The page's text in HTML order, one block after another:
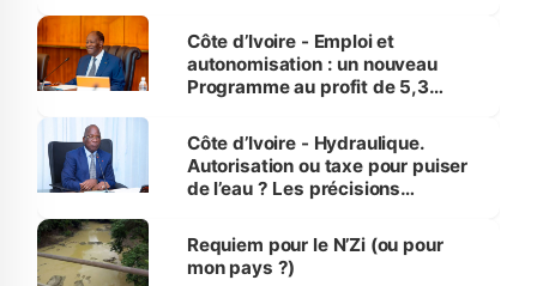
et Yamoussoukro
Côte d’Ivoire - Emploi et
autonomisation : un nouveau
Programme au profit de 5,3
Côte d’Ivoire - Hydraulique.
Autorisation ou taxe pour puiser
de l’eau ? Les précisions
Requiem pour le N’Zi (ou pour
mon pays ?)